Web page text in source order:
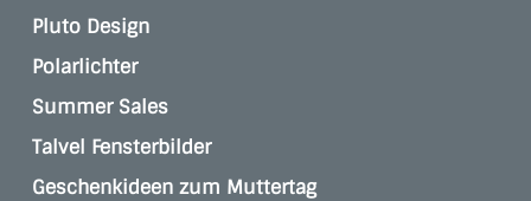
Pluto Design
Polarlichter
Summer Sales
Talvel Fensterbilder
Geschenkideen zum Muttertag